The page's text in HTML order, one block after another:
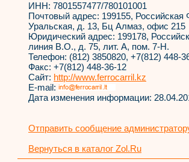
ИНН: 7801557477/780101001
Почтовый адрес: 199155, Российская
Уральская, д. 13, Бц Алмаз, офис 215
Юридический адрес: 199178,
линия В.О., д. 75, лит. А, пом. 7-Н.
Телефон: (812) 3850820, +7(812) 448-
Факс: +7(812) 448-36-12
Сайт: http://www.ferrocarril.kz
E-mail:
Дата изменения информации:
Отправить сообщение
Вернуться в каталог Zol.Ru